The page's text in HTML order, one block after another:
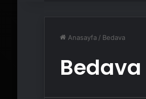
Anasayfa / Bedava
Bedava